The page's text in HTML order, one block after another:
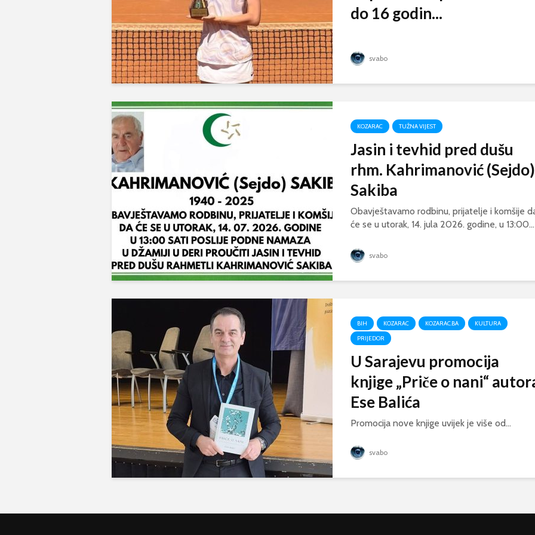
do 16 godin...
svabo
KOZARAC TUŽNA VIJEST
Jasin i tevhid pred dušu
rhm. Kahrimanović (Sejdo)
Sakiba
Obavještavamo rodbinu, prijatelje i komšije
će se u utorak, 14. jula 2026. godine, u 13:00...
svabo
BIH KOZARAC KOZARAC.BA
KULTURA
PRIJEDOR
U Sarajevu promocija
knjige „Priče o nani“
Ese Balića
Promocija nove knjige uvijek je više od...
svabo